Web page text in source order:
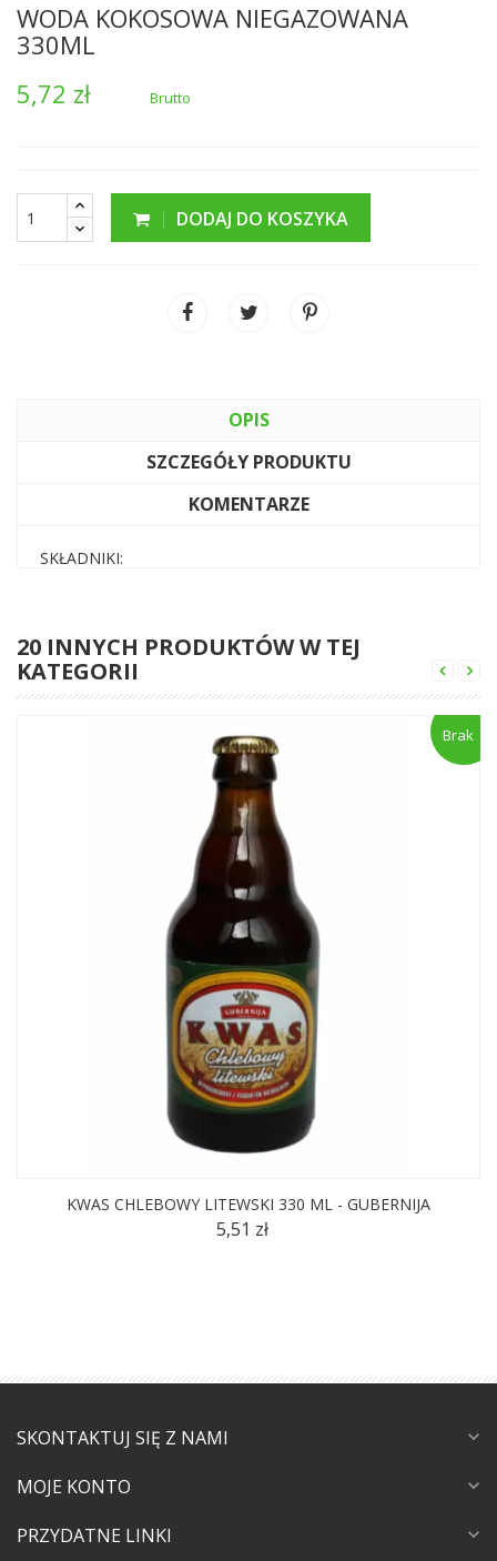
WODA KOKOSOWA NIEGAZOWANA
330ML
5,72 zł
Brutto
DODAJ DO KOSZYKA
OPIS
SZCZEGÓŁY PRODUKTU
KOMENTARZE
SKŁADNIKI:
20 INNYCH PRODUKTÓW W TEJ
KATEGORII
Brak
KWAS CHLEBOWY LITEWSKI 330 ML - GUBERNIJA
5,51 zł
SKONTAKTUJ SIĘ Z NAMI expand_more
MOJE KONTO expand_more
PRZYDATNE LINKI expand_more